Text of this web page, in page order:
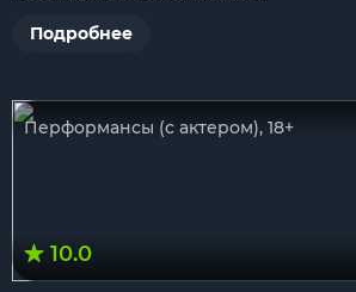
Подробнее
Перформансы (с актером), 18+
10.0